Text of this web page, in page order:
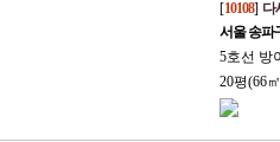
[10108] 다
서울 송파
5호선 방
20평(66